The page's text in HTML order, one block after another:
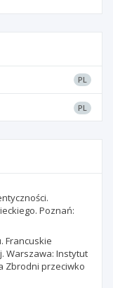
PL
PL
Poznań:
Francuskie
Warszawa: Instytut
Zbrodni przeciwko